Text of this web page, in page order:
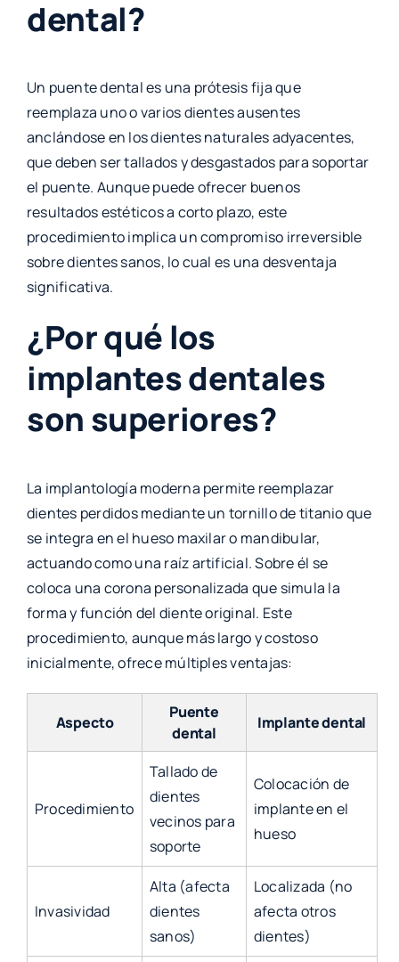
dental?
Un puente dental es una prótesis fija que
reemplaza uno o varios dientes ausentes
anclándose en los dientes naturales adyacentes,
que deben ser tallados y desgastados para soportar
el puente. Aunque puede ofrecer buenos
resultados estéticos a corto plazo, este
procedimiento implica un compromiso irreversible
sobre dientes sanos, lo cual es una desventaja
significativa.
¿Por qué los
implantes dentales
son superiores?
La implantología moderna permite reemplazar
dientes perdidos mediante un tornillo de titanio que
se integra en el hueso maxilar o mandibular,
actuando como una raíz artificial. Sobre él se
coloca una corona personalizada que simula la
forma y función del diente original. Este
procedimiento, aunque más largo y costoso
inicialmente, ofrece múltiples ventajas:
Aspecto
Puente
dental
Implante dental
Procedimiento
Tallado de
dientes
vecinos para
soporte
Colocación de
implante en el
hueso
Invasividad
Alta (afecta
dientes
sanos)
Localizada (no
afecta otros
dientes)